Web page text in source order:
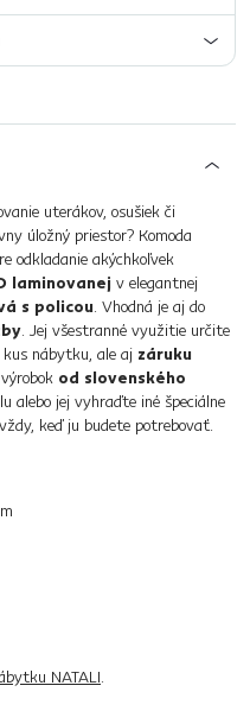
uterákov, osušiek či
úložný priestor? Komoda
odkladanie akýchkoľvek
laminovanej v elegantnej
s policou. Vhodná je aj do
. Jej všestranné využitie určite
nábytku, ale aj záruku
od slovenského
alebo jej vyhraďte iné špeciálne
keď ju budete potrebovať.
NATALI.